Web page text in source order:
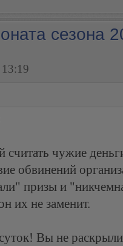
сезона
считать чужие
обвинений
призы и
их не заменит.
Вы не